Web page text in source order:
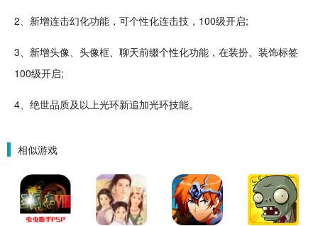
2、新增连击幻化功能，可个性化连击技，100级开启;
3、新增头像、头像框、 聊天前缀个性化功能，在装扮、 装饰标签
100级开启;
4、绝世品质及以上光环新追加光环技能。
相似游戏